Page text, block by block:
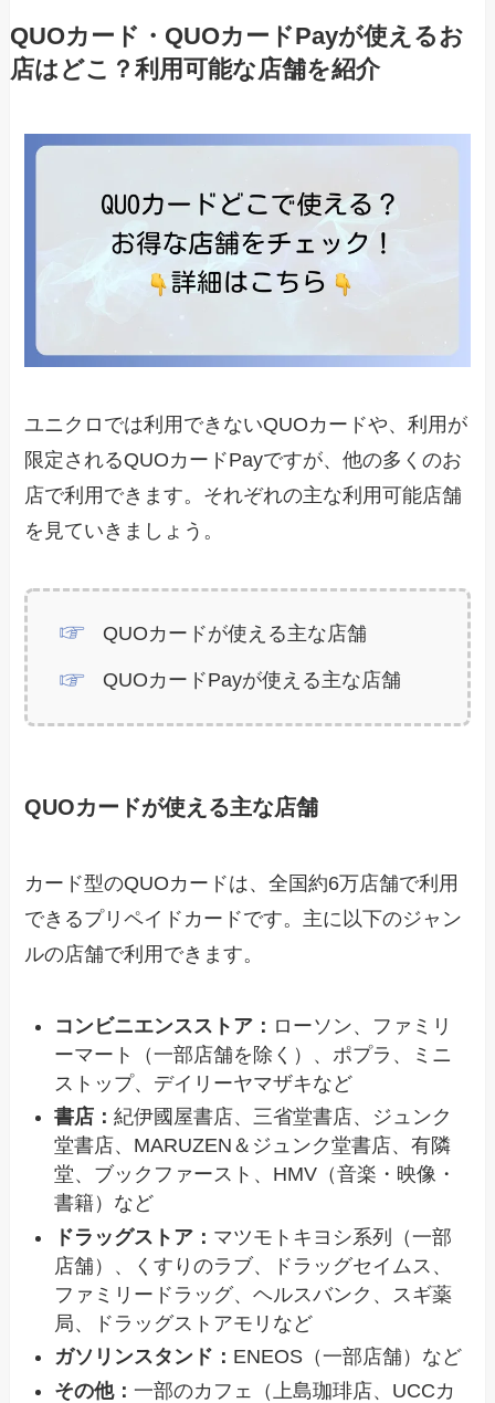
QUOカード・QUOカードPayが使えるお
店はどこ？利用可能な店舗を紹介
ユニクロでは利用できないQUOカードや、利用が
限定されるQUOカードPayですが、他の多くのお
店で利用できます。それぞれの主な利用可能店舗
を見ていきましょう。
QUOカードが使える主な店舗
QUOカードPayが使える主な店舗
QUOカードが使える主な店舗
カード型のQUOカードは、全国約6万店舗で利用
できるプリペイドカードです。主に以下のジャン
ルの店舗で利用できます。
コンビニエンスストア： ローソン、ファミリ
ーマート（一部店舗を除く）、ポプラ、ミニ
ストップ、デイリーヤマザキなど
書店：紀伊國屋書店、三省堂書店、ジュンク
堂書店、MARUZEN＆ジュンク堂書店、有隣
堂、ブックファースト、HMV（音楽・映像・
書籍）など
ドラッグストア： マツモトキヨシ系列（一部
店舗）、くすりのラブ、ドラッグセイムス、
ファミリードラッグ、ヘルスバンク、スギ薬
局、ドラッグストアモリなど
ガソリンスタンド： ENEOS（一部店舗）など
その他：一部のカフェ（上島珈琲店、UCCカ